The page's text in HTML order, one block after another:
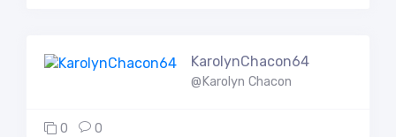
KarolynChacon64
@Karolyn Chacon
0 0